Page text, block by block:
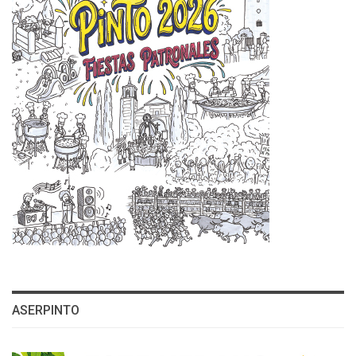
ASERPINTO